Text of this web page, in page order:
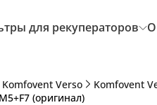
для рекуператоров
Komfovent Verso Komfovent
(оригинал)